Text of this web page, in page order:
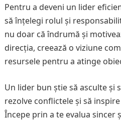
Pentru a deveni un lider
să înțelegi rolul și
nu doar că îndrumă și
direcția, creează o viziune
resursele pentru a atinge
Un lider bun știe să asculte și
rezolve conflictele și să
Începe prin a te evalua sincer